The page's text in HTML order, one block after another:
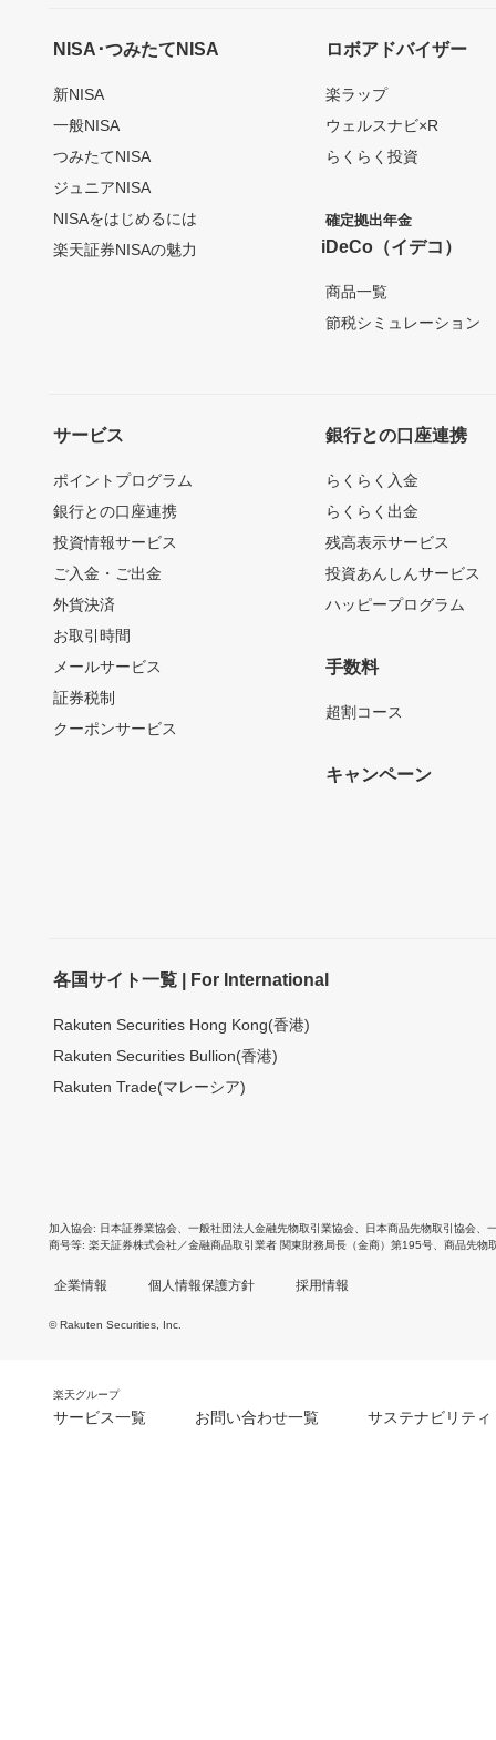
NISA･つみたてNISA
新NISA
一般NISA
つみたてNISA
ジュニアNISA
NISAをはじめるには
楽天証券NISAの魅力
ロボアドバイザー
楽ラップ
ウェルスナビ×R
らくらく投資
確定拠出年金
iDeCo（イデコ）
商品一覧
節税シミュレーション
サービス
ポイントプログラム
銀行との口座連携
投資情報サービス
ご入金・ご出金
外貨決済
お取引時間
メールサービス
証券税制
クーポンサービス
銀行との口座連携
らくらく入金
らくらく出金
残高表示サービス
投資あんしんサービス
ハッピープログラム
手数料
超割コース
キャンペーン
各国サイト一覧 | For International
Rakuten Securities Hong Kong(香港)
Rakuten Securities Bullion(香港)
Rakuten Trade(マレーシア)
加入協会 日本証券業協会 一般社団法人金融先物取引業協会 日本商品先物取引協会
商号等 楽天証券株式会社／金融商品取引業者 関東財務局長（金商）第195号、商品先物
企業情報 個人情報保護方針 採用情報
© Rakuten Securities, Inc.
楽天グループ
サービス一覧 お問い合わせ一覧 サステナビリティ